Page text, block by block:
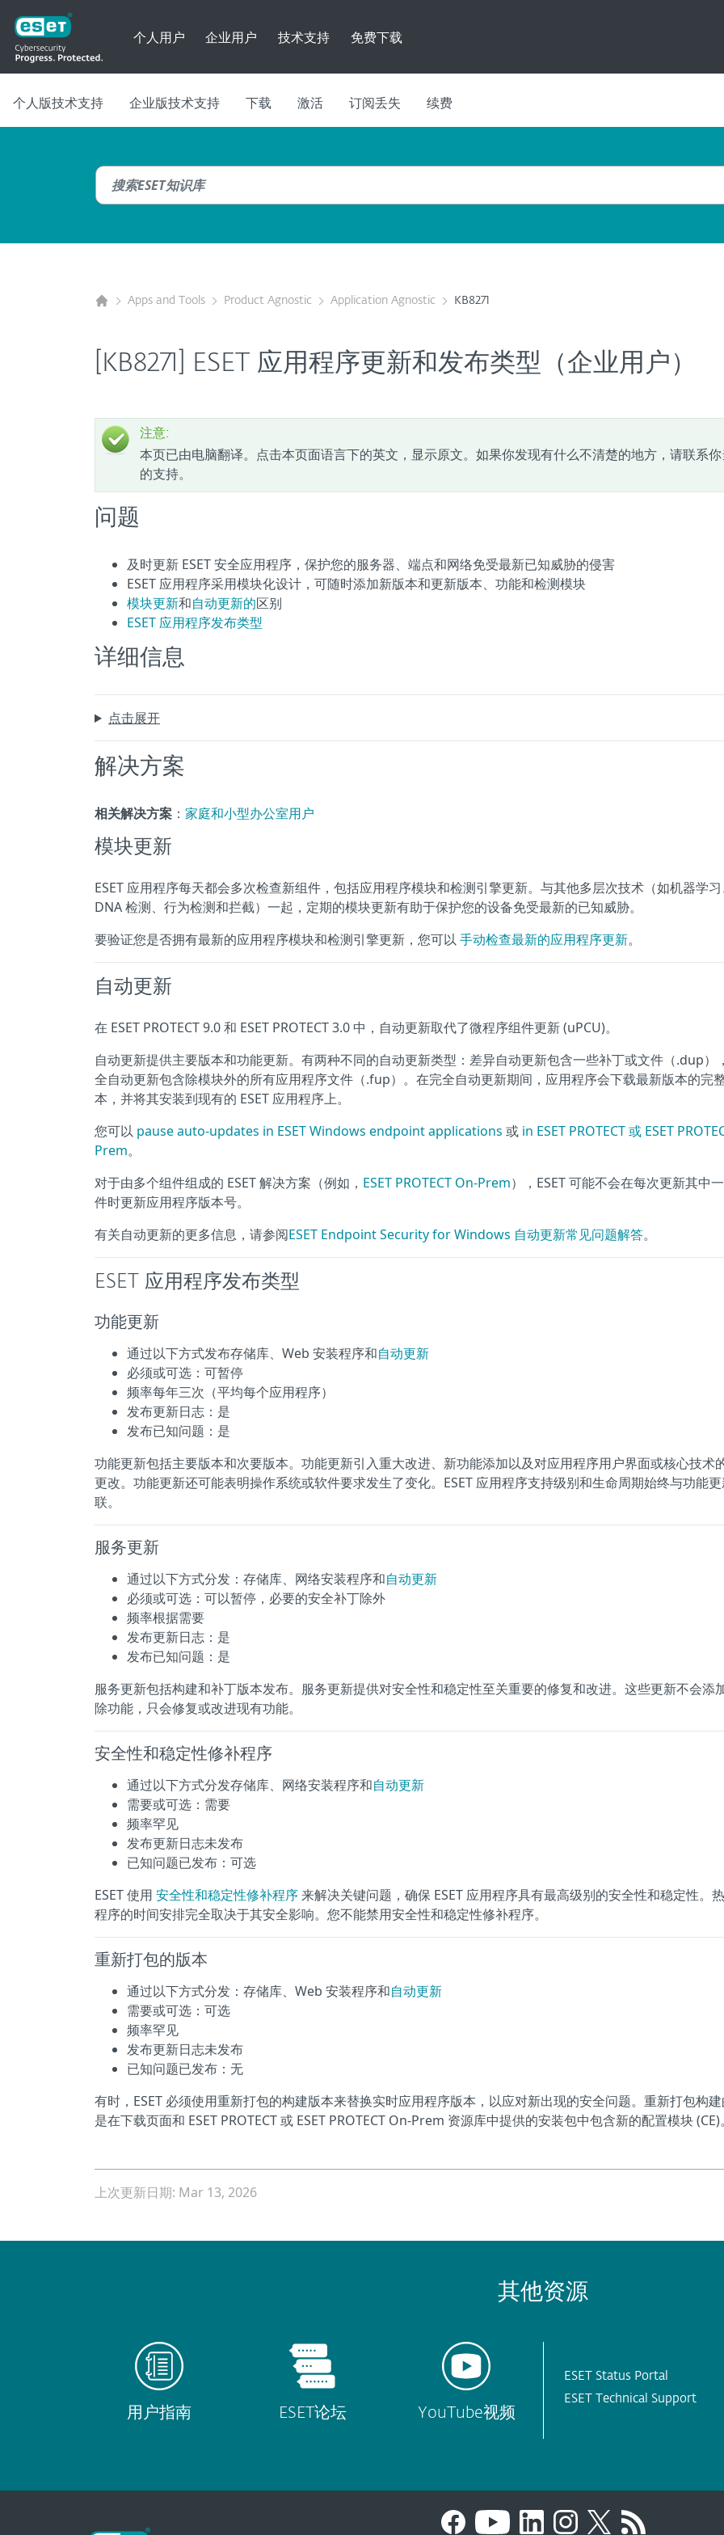
个人用户 企业用户 技术支持 免费下载
个人版技术支持 企业版技术支持 下载 激活 订阅丢失 续费
Apps and Tools Product Agnostic Application Agnostic KB8271
[KB8271] ESET 应用程序更新和发布类型（企业用户）
注意:
本页已由电脑翻译。点击本页面语言下的英文，显示原文。如果你发现有什么不清楚的地方，请联系
的支持。
问题
及时更新 ESET 安全应用程序，保护您的服务器、端点和网络免受最新已知威胁的侵害
ESET 应用程序采用模块化设计，可随时添加新版本和更新版本、功能和检测模块
模块更新和自动更新的区别
ESET 应用程序发布类型
详细信息
点击展开
解决方案
相关解决方案 ： 家庭和小型办公室用户
模块更新
ESET 应用程序每天都会多次检查新组件，包括应用程序模块和检测引擎更新。与其他多层次技术（如机器学习
DNA 检测、行为检测和拦截）一起，定期的模块更新有助于保护您的设备免受最新的已知威胁。
要验证您是否拥有最新的应用程序模块和检测引擎更新，您可以 手动检查最新的应用程序更新。
自动更新
在 ESET PROTECT 9.0 和 ESET PROTECT 3.0 中，自动更新取代了微程序组件更新 (uPCU)。
自动更新提供主要版本和功能更新。有两种不同的自动更新类型：差异自动更新包含一些补丁或文件（.dup）
全自动更新包含除模块外的所有应用程序文件（.fup）。在完全自动更新期间，应用程序会下载最新版本的完
本，并将其安装到现有的 ESET 应用程序上。
您可以 pause auto-updates in ESET Windows endpoint applications 或 in ESET PROTECT 或 ESET
Prem。
对于由多个组件组成的 ESET 解决方案（例如， ESET PROTECT On-Prem），ESET 可能不会在每次更新其中
件时更新应用程序版本号。
有关自动更新的更多信息，请参阅ESET Endpoint Security for Windows 自动更新常见问题解答。
ESET 应用程序发布类型
功能更新
通过以下方式发布存储库、Web 安装程序和自动更新
必须或可选：可暂停
频率每年三次（平均每个应用程序）
发布更新日志：是
发布已知问题：是
功能更新包括主要版本和次要版本。功能更新引入重大改进、新功能添加以及对应用程序用户界面或核心技术
更改。功能更新还可能表明操作系统或软件要求发生了变化。ESET 应用程序支持级别和生命周期始终与功能
联。
服务更新
通过以下方式分发：存储库、网络安装程序和自动更新
必须或可选：可以暂停，必要的安全补丁除外
频率根据需要
发布更新日志：是
发布已知问题：是
服务更新包括构建和补丁版本发布。服务更新提供对安全性和稳定性至关重要的修复和改进。这些更新不会添
除功能，只会修复或改进现有功能。
安全性和稳定性修补程序
通过以下方式分发存储库、网络安装程序和自动更新
需要或可选：需要
频率罕见
发布更新日志未发布
已知问题已发布：可选
ESET 使用 安全性和稳定性修补程序来解决关键问题，确保 ESET 应用程序具有最高级别的安全性和稳定性。
程序的时间安排完全取决于其安全影响。您不能禁用安全性和稳定性修补程序。
重新打包的版本
通过以下方式分发：存储库、Web 安装程序和自动更新
需要或可选：可选
频率罕见
发布更新日志未发布
已知问题已发布：无
有时，ESET 必须使用重新打包的构建版本来替换实时应用程序版本，以应对新出现的安全问题。重新打包构
是在下载页面和 ESET PROTECT 或 ESET PROTECT On-Prem 资源库中提供的安装包中包含新的配置模块 (CE)。
上次更新日期: Mar 13, 2026
其他资源
用户指南 ESET论坛 YouTube视频
ESET Status Portal
ESET Technical Support